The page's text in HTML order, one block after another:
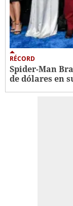
RÉCORD
Spider-Man
de dólares en